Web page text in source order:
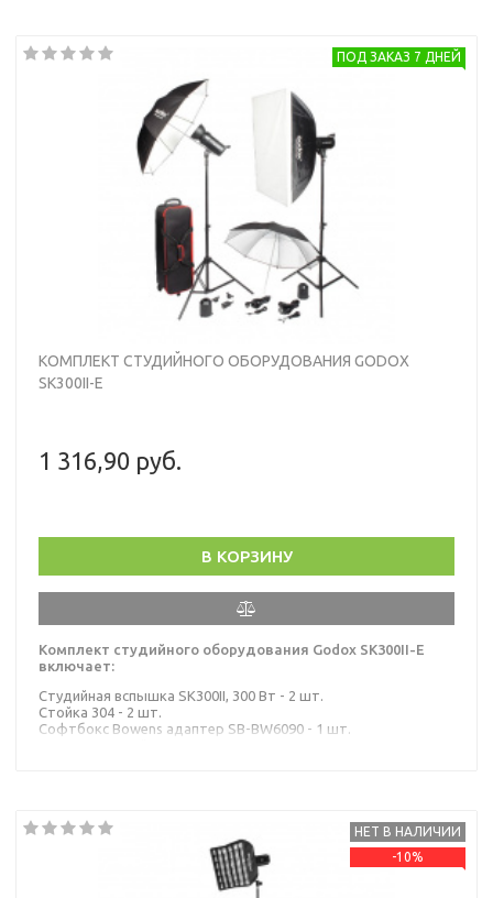
ПОД ЗАКАЗ 7 ДНЕЙ
КОМПЛЕКТ СТУДИЙНОГО ОБОРУДОВАНИЯ GODOX
SK300II-E
1 316,90 руб.
В КОРЗИНУ
Комплект студийного оборудования Godox SK300II-E
включает:
Студийная вспышка SK300II, 300 Вт - 2 шт.
Стойка 304 - 2 шт.
Софтбокс Bowens адаптер SB-BW6090 - 1 шт.
НЕТ В НАЛИЧИИ
-10%